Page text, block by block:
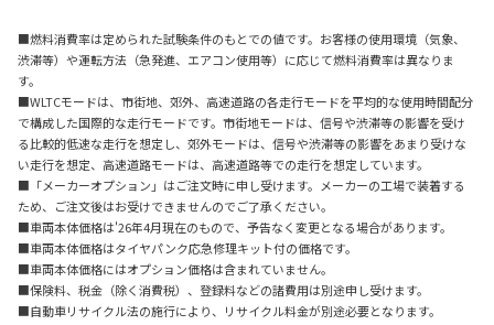
■燃料消費率は定められた試験条件のもとでの値です。お客様の使用環境（気象、
渋滞等）や運転方法（急発進、エアコン使用等）に応じて燃料消費率は異なりま
す。
■WLTCモードは、市街地、郊外、高速道路の各走行モードを平均的な使用時間配分
で構成した国際的な走行モードです。市街地モードは、信号や渋滞等の影響を受け
る比較的低速な走行を想定し、郊外モードは、信号や渋滞等の影響をあまり受けな
い走行を想定、高速道路モードは、高速道路等での走行を想定しています。
■「メーカーオプション」はご注文時に申し受けます。メーカーの工場で装着する
ため、ご注文後はお受けできませんのでご了承ください。
■車両本体価格は'26年4月現在のもので、予告なく変更となる場合があります。
■車両本体価格はタイヤパンク応急修理キット付の価格です。
■車両本体価格にはオプション価格は含まれていません。
■保険料、税金（除く消費税）、登録料などの諸費用は別途申し受けます。
■自動車リサイクル法の施行により、リサイクル料金が別途必要となります。